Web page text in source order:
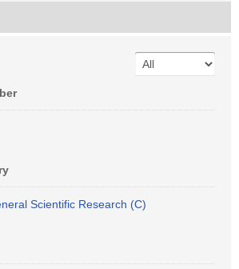
Scientific Research (C)